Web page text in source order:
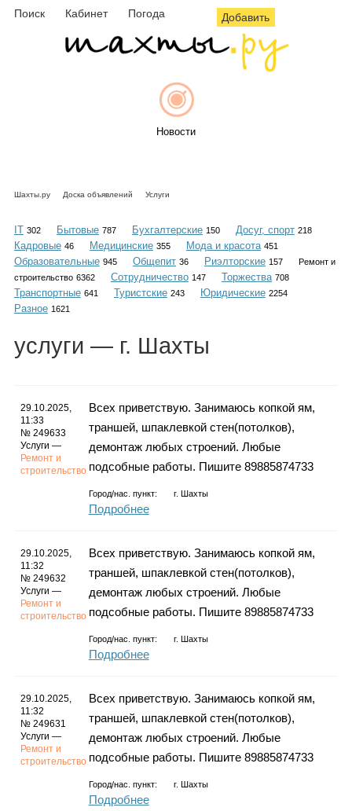
Поиск Кабинет Погода Добавить
Новости
Объявления
Каталог
Инфо
Фотогалерея
Шахты.ру Доска объявлений Услуги
IT 302 Бытовые 787 Бухгалтерские 150 Досуг, спорт 218
Кадровые 46 Медицинские 355 Мода и красота 451
Образовательные 945 Общепит 36 Риэлторские 157
Ремонт и
строительство 6362 Сотрудничество 147 Торжества 708
Транспортные 641 Туристские 243 Юридические 2254
Разное 1621
услуги — г. Шахты
29.10.2025,
11:33
№ 249633
Услуги —
Ремонт и
строительство
Всех приветствую. Занимаюсь копкой ям,
траншей, шпаклевкой стен(потолков),
демонтаж любых строений. Любые
подсобные работы. Пишите 89885874733
Город/нас. пункт: г. Шахты
Подробнее
29.10.2025,
11:32
№ 249632
Услуги —
Ремонт и
строительство
Всех приветствую. Занимаюсь копкой ям,
траншей, шпаклевкой стен(потолков),
демонтаж любых строений. Любые
подсобные работы. Пишите 89885874733
Город/нас. пункт: г. Шахты
Подробнее
29.10.2025,
11:32
№ 249631
Услуги —
Ремонт и
строительство
Всех приветствую. Занимаюсь копкой ям,
траншей, шпаклевкой стен(потолков),
демонтаж любых строений. Любые
подсобные работы. Пишите 89885874733
Город/нас. пункт: г. Шахты
Подробнее